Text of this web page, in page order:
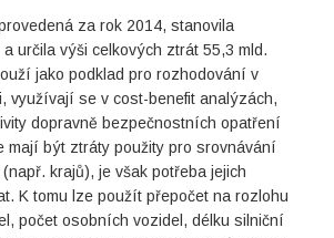
za rok 2014, stanovila
určila výši celkových ztrát 55,3 mld.
jako podklad pro rozhodování v
využívají se v cost-benefit analýzách,
dopravně bezpečnostních opatření
mají být ztráty použity pro srovnávání
krajů), je však potřeba jejich
K tomu lze použít přepočet na rozlohu
počet osobních vozidel, délku silniční